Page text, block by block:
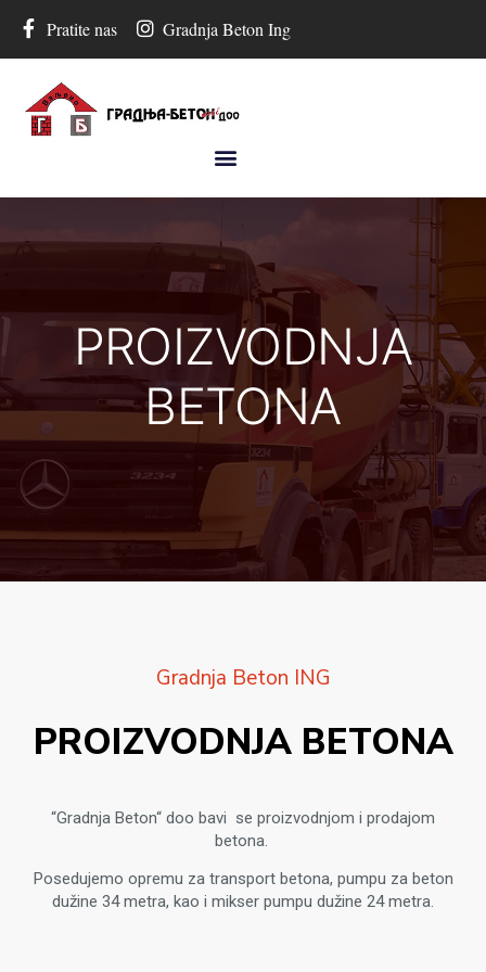
Pratite nas Gradnja Beton Ing
PROIZVODNJA
BETONA
Gradnja Beton ING
PROIZVODNJA BETONA
“Gradnja Beton“ doo bavi se proizvodnjom i prodajom
betona.
Posedujemo opremu za transport betona, pumpu za beton
dužine 34 metra, kao i mikser pumpu dužine 24 metra.